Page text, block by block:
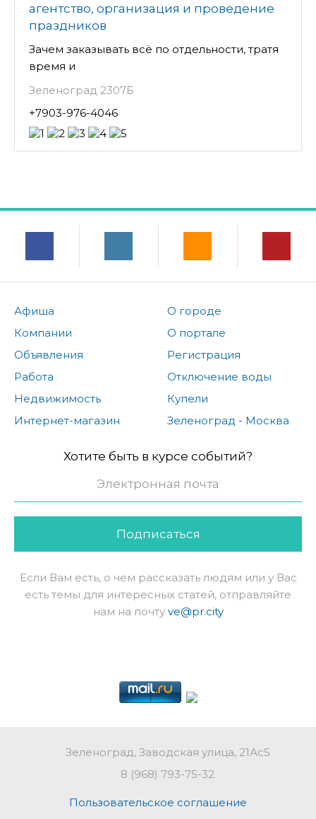
агентство, организация и проведение
праздников
Зачем заказывать всё по отдельности, тратя
время и
Зеленоград 2307Б
+7903-976-4046
Афиша
Компании
Объявления
Работа
Недвижимость
Интернет-магазин
О городе
О портале
Регистрация
Отключение воды
Купели
Зеленоград - Москва
Хотите быть в курсе событий?
Подписаться
Если Вам есть, о чем рассказать людям или у Вас
есть темы для интересных статей, отправляйте
нам на почту ve@pr.city
Зеленоград, Заводская улица, 21Ас5
8 (968) 793-75-32
Пользовательское соглашение